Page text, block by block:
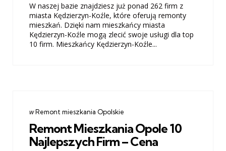
W naszej bazie znajdziesz już ponad 262 firm z
miasta Kędzierzyn-Koźle, które oferują remonty
mieszkań. Dzięki nam mieszkańcy miasta
Kędzierzyn-Koźle mogą zlecić swoje usługi dla top
10 firm. Mieszkańcy Kędzierzyn-Koźle...
Categories
post
wRemont mieszkania Opolskie
Remont Mieszkania Opole 10
Najlepszych Firm – Cena